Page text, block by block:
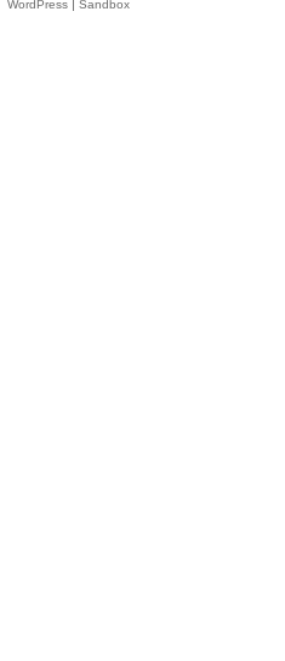
WordPress | Sandbox